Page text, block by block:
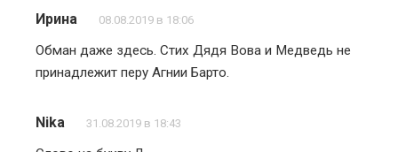
Ирина 08.08.2019 в 18:06
Обман даже здесь. Стих Дядя Вова и Медведь не
принадлежит перу Агнии Барто.
Nika 31.08.2019 в 18:43